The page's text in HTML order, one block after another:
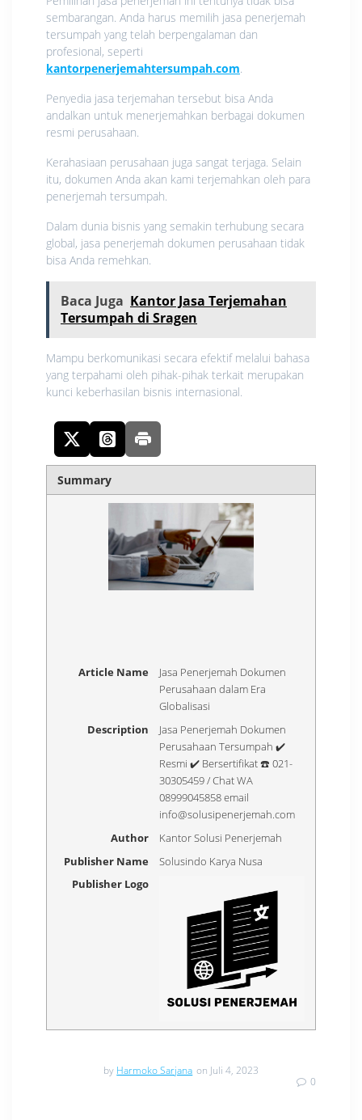
sembarangan. Anda harus memilih jasa penerjemah
tersumpah yang telah berpengalaman dan
profesional, seperti
kantorpenerjemahtersumpah.com.
Penyedia jasa terjemahan tersebut bisa Anda
andalkan untuk menerjemahkan berbagai dokumen
resmi perusahaan.
Kerahasiaan perusahaan juga sangat terjaga. Selain
itu, dokumen Anda akan kami terjemahkan oleh para
penerjemah tersumpah.
Dalam dunia bisnis yang semakin terhubung secara
global, jasa penerjemah dokumen perusahaan tidak
bisa Anda remehkan.
Baca Juga Kantor Jasa Terjemahan
Tersumpah di Sragen
Mampu berkomunikasi secara efektif melalui bahasa
yang terpahami oleh pihak-pihak terkait merupakan
kunci keberhasilan bisnis internasional.
Summary
Article Name
Jasa Penerjemah Dokumen
Perusahaan dalam Era
Globalisasi
Description
Jasa Penerjemah Dokumen
Perusahaan Tersumpah ✔️
Resmi ✔️ Bersertifikat ☎️ 021-
30305459 / Chat WA
08999045858 email
info@solusipenerjemah.com
Author
Kantor Solusi Penerjemah
Publisher Name
Solusindo Karya Nusa
Publisher Logo
by Harmoko Sarjana on Juli 4, 2023
0